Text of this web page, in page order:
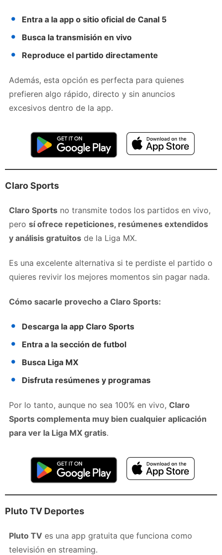
Entra a la app o sitio oficial de Canal 5
Busca la transmisión en vivo
Reproduce el partido directamente
Además, esta opción es perfecta para quienes
prefieren algo rápido, directo y sin anuncios
excesivos dentro de la app.
Claro Sports
Claro Sports no transmite todos los partidos en vivo,
pero sí ofrece repeticiones, resúmenes extendidos
y análisis gratuitos de la Liga MX.
Es una excelente alternativa si te perdiste el partido o
quieres revivir los mejores momentos sin pagar nada.
Cómo sacarle provecho a Claro Sports:
Descarga la app Claro Sports
Entra a la sección de futbol
Busca Liga MX
Disfruta resúmenes y programas
Por lo tanto, aunque no sea 100% en vivo, Claro
Sports complementa muy bien cualquier aplicación
para ver la Liga MX gratis.
Pluto TV Deportes
Pluto TV es una app gratuita que funciona como
televisión en streaming.